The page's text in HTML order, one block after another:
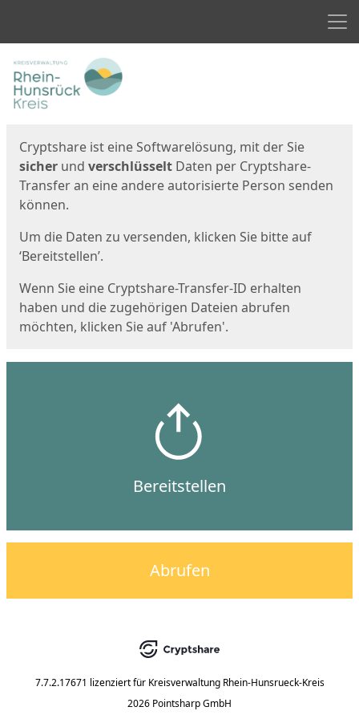
Start
Cryptshare ist eine Softwarelösung, mit der Sie
sicher und verschlüsselt Daten per Cryptshare-
Transfer an eine andere autorisierte Person senden
können.
Um die Daten zu versenden, klicken Sie bitte auf
‘Bereitstellen’.
Wenn Sie eine Cryptshare-Transfer-ID erhalten
haben und die zugehörigen Dateien abrufen
möchten, klicken Sie auf 'Abrufen'.
Bereitstellen
Abrufen
7.7.2.17671 lizenziert für Kreisverwaltung Rhein-Hunsrueck-Kreis
2026 Pointsharp GmbH